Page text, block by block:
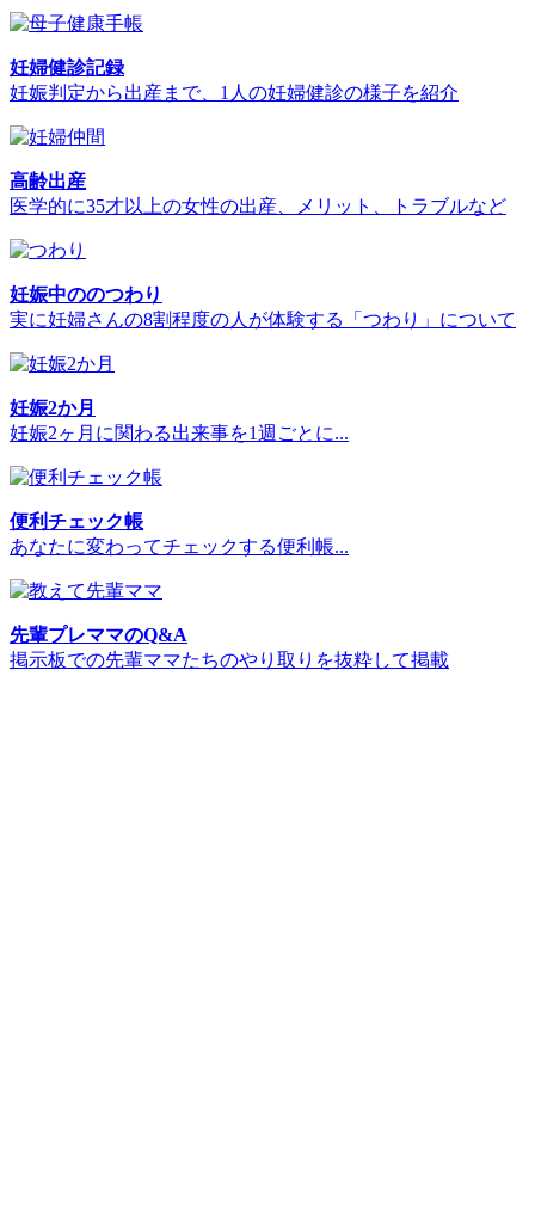
妊婦健診記録
妊娠判定から出産まで、1人の妊婦健診の様子を紹介
高齢出産
医学的に35才以上の女性の出産、メリット、トラブルなど
妊娠中ののつわり
実に妊婦さんの8割程度の人が体験する「つわり」について
妊娠2か月
妊娠2ヶ月に関わる出来事を1週ごとに...
便利チェック帳
あなたに変わってチェックする便利帳...
先輩プレママのQ&A
掲示板での先輩ママたちのやり取りを抜粋して掲載